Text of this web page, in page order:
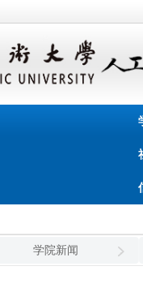
学院新闻